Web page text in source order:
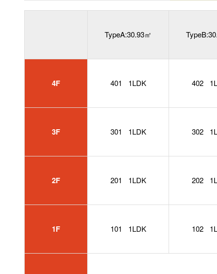
TypeA:30.93㎡
4F 401 1LDK 402
3F 301 1LDK 302
2F 201 1LDK 202
1F 101 1LDK 102